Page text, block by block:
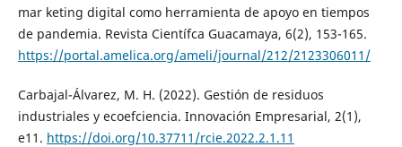
mar keting digital como herramienta de apoyo en tiempos
de pandemia. Revista Científca Guacamaya, 6(2), 153-165.
https://portal.amelica.org/ameli/journal/212/2123306011/
Carbajal-Álvarez, M. H. (2022). Gestión de residuos
industriales y ecoefciencia. Innovación Empresarial, 2(1),
e11. https://doi.org/10.37711/rcie.2022.2.1.11